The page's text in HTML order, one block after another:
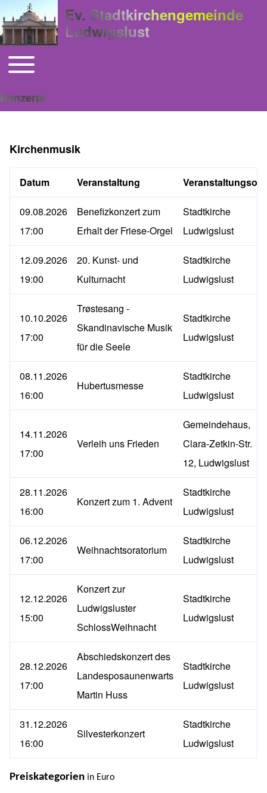
Ev. Stadtkirchengemeinde
Ludwigslust
Hauptnavigation
Toggle main menu
Konzerte
Kirchenmusik
Datum Veranstaltung Veranstaltungsort
09.08.2026
17:00
Benefizkonzert zum
Erhalt der Friese-Orgel
Stadtkirche
Ludwigslust
12.09.2026
19:00
20. Kunst- und
Kulturnacht
Stadtkirche
Ludwigslust
10.10.2026
17:00
Trøstesang -
Skandinavische Musik
für die Seele
Stadtkirche
Ludwigslust
08.11.2026
16:00
Hubertusmesse
Stadtkirche
Ludwigslust
14.11.2026
17:00
Verleih uns Frieden
Gemeindehaus,
Clara-Zetkin-Str.
12, Ludwigslust
28.11.2026
16:00
Konzert zum 1. Advent
Stadtkirche
Ludwigslust
06.12.2026
17:00
Weihnachtsoratorium
Stadtkirche
Ludwigslust
12.12.2026
15:00
Konzert zur
Ludwigsluster
SchlossWeihnacht
Stadtkirche
Ludwigslust
28.12.2026
17:00
Abschiedskonzert des
Landesposaunenwarts
Martin Huss
Stadtkirche
Ludwigslust
31.12.2026
16:00
Silvesterkonzert
Stadtkirche
Ludwigslust
Preiskategorien in Euro